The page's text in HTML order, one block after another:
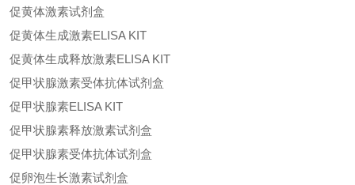
促黄体激素试剂盒
促黄体生成激素ELISA KIT
促黄体生成释放激素ELISA KIT
促甲状腺激素受体抗体试剂盒
促甲状腺素ELISA KIT
促甲状腺素释放激素试剂盒
促甲状腺素受体抗体试剂盒
促卵泡生长激素试剂盒